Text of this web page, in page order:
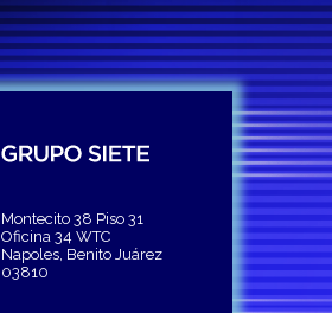
Montecito 38 Piso 31
Oficina 34 WTC
Napoles, Benito Juárez
03810